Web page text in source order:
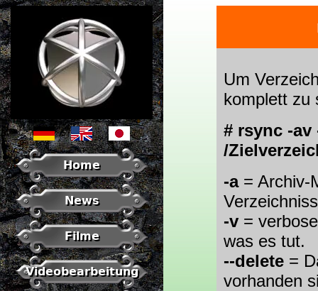
Home
News
Filme
Videobearbeitung
Um
komplett zu
# rsync -av
/
-a= Archiv-
-v =
was es tut.
--delete =
vorhanden